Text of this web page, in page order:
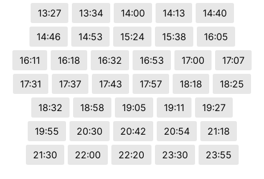
13:27
13:34 14:00 14:13
14:40
14:46
14:53 15:24 15:38
16:05
16:11
16:18 16:32 16:53 17:00
17:07
17:31
17:37 17:43 17:57 18:18
18:25
18:32
18:58 19:05 19:11
19:27
19:55
20:30 20:42 20:54
21:18
21:30
22:00 22:20 23:30 23:55